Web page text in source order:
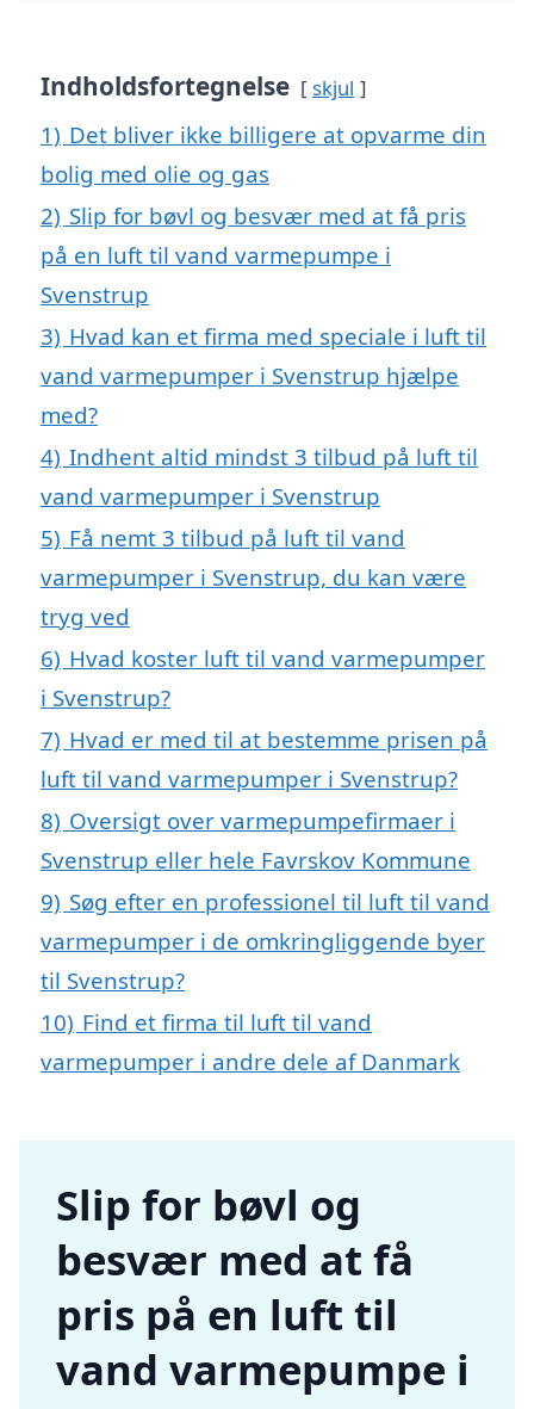
Indholdsfortegnelse skjul
1) Det bliver ikke billigere at opvarme din
bolig med olie og gas
2) Slip for bøvl og besvær med at få pris
på en luft til vand varmepumpe i
Svenstrup
3) Hvad kan et firma med speciale i luft til
vand varmepumper i Svenstrup hjælpe
med?
4) Indhent altid mindst 3 tilbud på luft til
vand varmepumper i Svenstrup
5) Få nemt 3 tilbud på luft til vand
varmepumper i Svenstrup, du kan være
tryg ved
6) Hvad koster luft til vand varmepumper
i Svenstrup?
7) Hvad er med til at bestemme prisen på
luft til vand varmepumper i Svenstrup?
8) Oversigt over varmepumpefirmaer i
Svenstrup eller hele Favrskov Kommune
9) Søg efter en professionel til luft til vand
varmepumper i de omkringliggende byer
til Svenstrup?
10) Find et firma til luft til vand
varmepumper i andre dele af Danmark
Slip for bøvl og
besvær med at få
pris på en luft til
vand varmepumpe i